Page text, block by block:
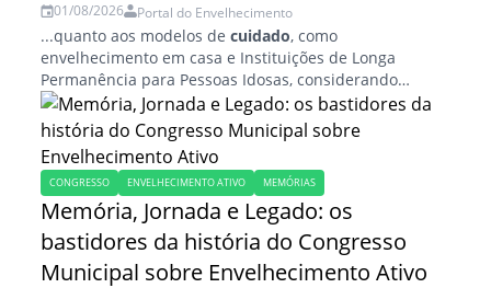
01/08/2026 Portal do Envelhecimento
...quanto aos modelos decuidado, como
envelhecimento em casa e Instituições de Longa
Permanência para Pessoas Idosas, considerando
viabilidade econômica individual, qualidade de vida,
conforto e sustentabilidade docuidadoao...
CONGRESSO ENVELHECIMENTO ATIVO MEMÓRIAS
Memória, Jornada e Legado: os
bastidores da história do Congresso
Municipal sobre Envelhecimento Ativo